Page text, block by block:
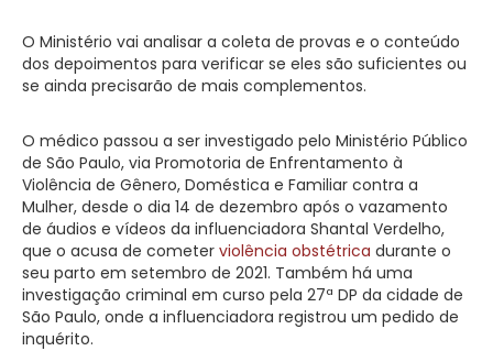
O Ministério vai analisar a coleta de provas e o conteúdo
dos depoimentos para verificar se eles são suficientes ou
se ainda precisarão de mais complementos.
O médico passou a ser investigado pelo Ministério Público
de São Paulo, via Promotoria de Enfrentamento à
Violência de Gênero, Doméstica e Familiar contra a
Mulher, desde o dia 14 de dezembro após o vazamento
de áudios e vídeos da influenciadora Shantal Verdelho,
que o acusa de cometer violência obstétrica durante o
seu parto em setembro de 2021. Também há uma
investigação criminal em curso pela 27ª DP da cidade de
São Paulo, onde a influenciadora registrou um pedido de
inquérito.